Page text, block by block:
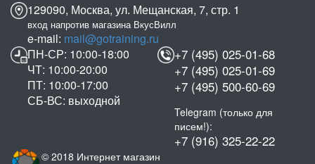
129090, Москва, ул. Мещанская, 7, стр. 1
вход напротив магазина ВкусВилл
e-mail: mail@gotraining.ru
ПН-СР: 10:00-18:00
ЧТ: 10:00-20:00
ПТ: 10:00-17:00
СБ-ВС: выходной
+7 (495) 025-01-68
+7 (495) 025-01-69
+7 (495) 500-60-69
Telegram (только для
писем!):
+7 (916) 325-22-22
© 2018 Интернет магазин